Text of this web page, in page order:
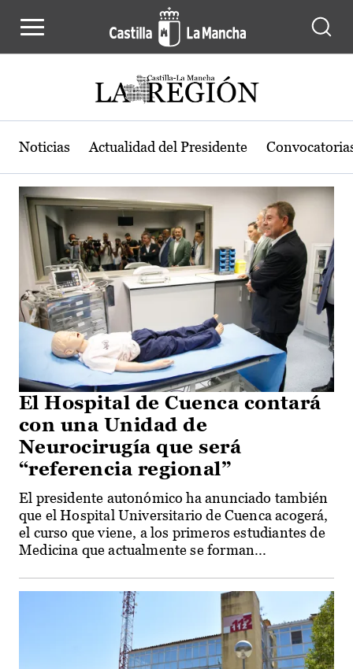
Actualidad de la región de Castilla-
Noticias Actualidad del Presidente
El Hospital de Cuenca contará
con una Unidad de
Neurocirugía que será
“referencia regional”
El presidente autonómico ha anunciado también
que el Hospital Universitario de Cuenca acogerá,
el curso que viene, a los primeros estudiantes de
Medicina que actualmente se forman...